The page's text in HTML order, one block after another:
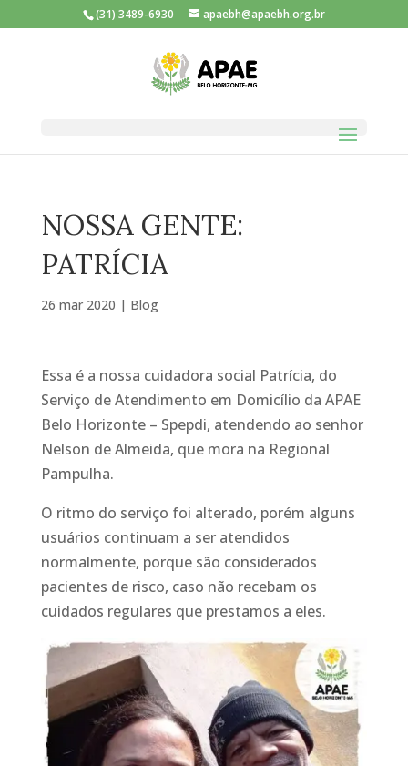
(31) 3489-6930 apaebh@apaebh.org.br
NOSSA GENTE:
PATRÍCIA
26 mar 2020 | Blog
Essa é a nossa cuidadora social Patrícia, do
Serviço de Atendimento em Domicílio da APAE
Belo Horizonte – Spepdi, atendendo ao senhor
Nelson de Almeida, que mora na Regional
Pampulha.
O ritmo do serviço foi alterado, porém alguns
usuários continuam a ser atendidos
normalmente, porque são considerados
pacientes de risco, caso não recebam os
cuidados regulares que prestamos a eles.